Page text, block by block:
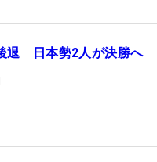
退 日本勢2人が決勝へ